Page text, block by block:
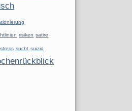
risiken satire
stress sucht suizid